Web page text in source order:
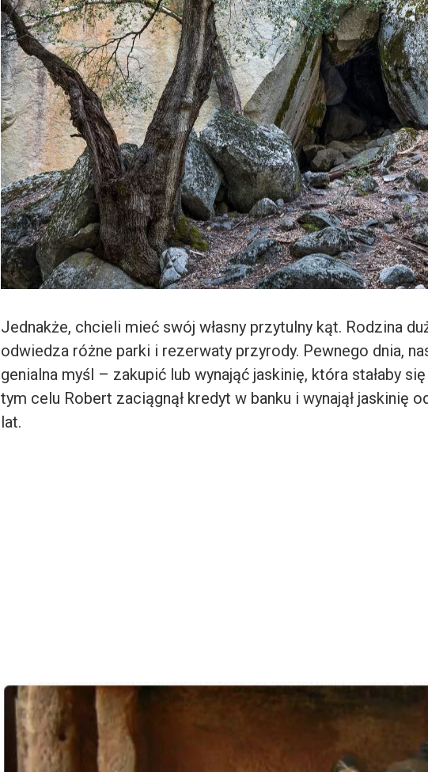
Jednakże, chcieli mieć swój własny przytulny kąt. Rodzina
odwiedza różne parki i rezerwaty przyrody. Pewnego dnia,
genialna myśl – zakupić lub wynająć jaskinię, która stałaby
tym celu Robert zaciągnął kredyt w banku i wynajął jaskinię
lat.